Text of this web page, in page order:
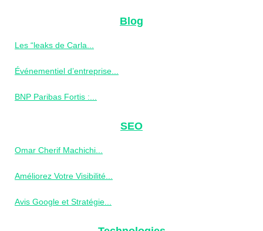
Blog
Les “leaks de Carla...
Événementiel d’entreprise...
BNP Paribas Fortis :...
SEO
Omar Cherif Machichi...
Améliorez Votre Visibilité...
Avis Google et Stratégie...